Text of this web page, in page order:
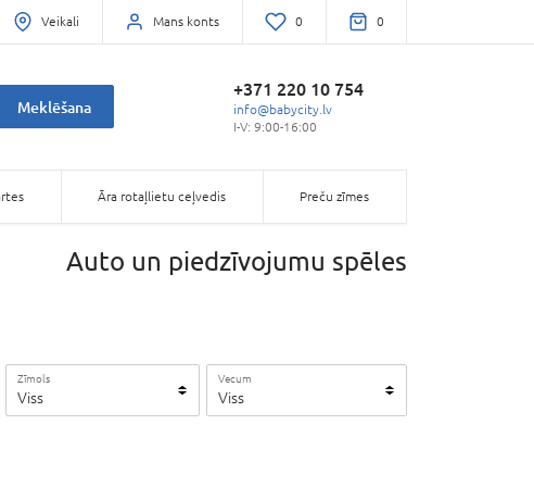
Veikali Mans konts 0 0
Meklēšana
+371 220 10 754
info@babycity.lv
I-V: 9:00-16:00
Āra rotaļlietu ceļvedis Preču zīmes
Auto un piedzīvojumu spēles
Zīmols
Viss
Vecum
Viss